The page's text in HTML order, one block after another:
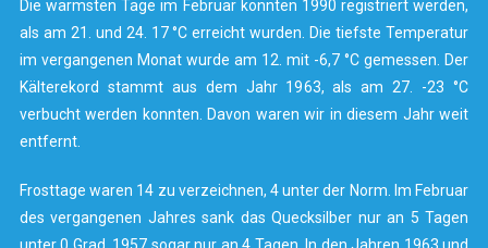
Die wärmsten Tage im Februar konnten 1990 registriert werden,
als am 21. und 24. 17 °C erreicht wurden. Die tiefste Temperatur
im vergangenen Monat wurde am 12. mit -6,7 °C gemessen. Der
Kälterekord stammt aus dem Jahr 1963, als am 27. -23 °C
verbucht werden konnten. Davon waren wir in diesem Jahr weit
entfernt.
Frosttage waren 14 zu verzeichnen, 4 unter der Norm. Im Februar
des vergangenen Jahres sank das Quecksilber nur an 5 Tagen